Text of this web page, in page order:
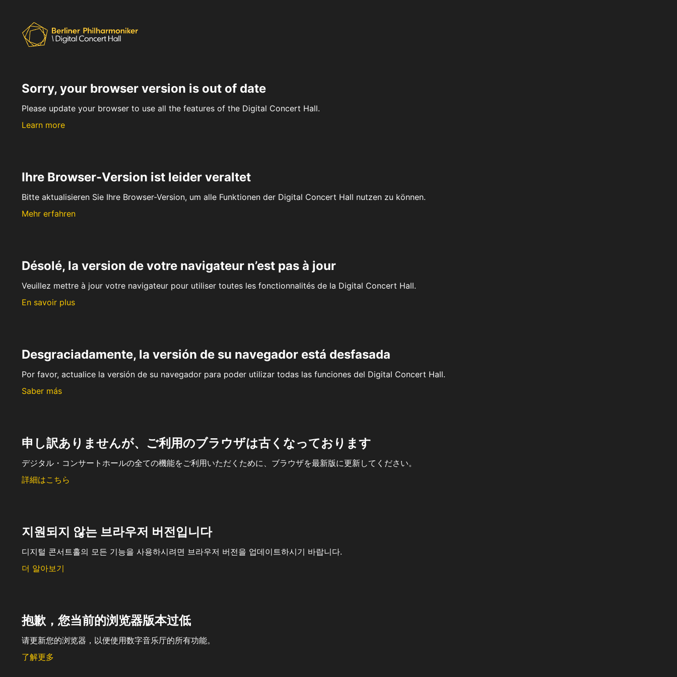
Sorry, your browser version is out of date
Please update your browser to use all the features of the Digital Concert Hall.
Learn more
Ihre Browser-Version ist leider veraltet
Bitte aktualisieren Sie Ihre Browser-Version, um alle Funktionen der Digital Concert Hall nutzen zu können.
Mehr erfahren
Désolé, la version de votre navigateur n’est pas à jour
Veuillez mettre à jour votre navigateur pour utiliser toutes les fonctionnalités de la Digital Concert Hall.
En savoir plus
Desgraciadamente, la versión de su navegador está desfasada
Por favor, actualice la versión de su navegador para poder utilizar todas las funciones del Digital Concert Hall.
Saber más
申し訳ありませんが、ご利用のブラウザは古くなっております
デジタル・コンサートホールの全ての機能をご利用いただくために、ブラウザを最新版に更新してください。
詳細はこちら
지원되지 않는 브라우저 버전입니다
디지털 콘서트홀의 모든 기능을 사용하시려면 브라우저 버전을 업데이트하시기 바랍니다.
더 알아보기
抱歉，您当前的浏览器版本过低
请更新您的浏览器，以便使用数字音乐厅的所有功能。
了解更多